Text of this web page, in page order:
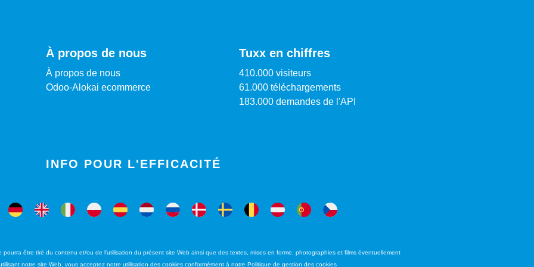
À propos de nous
À propos de nous
Odoo-Alokai ecommerce
Tuxx en chiffres
410.000 visiteurs
61.000 téléchargements
183.000 demandes de l'API
INFO POUR L'EFFICACITÉ
être tiré du contenu et/ou de l'utilisation du présent site Web ainsi que des textes, mises en forme, photographies et films éventuellement
notre site Web, vous acceptez notre utilisation des cookies conformément à notre Politique de gestion des cookies